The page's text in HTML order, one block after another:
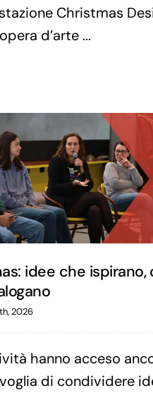
Christmas
d’arte ...
idee che
2026
hanno acceso
di condividere